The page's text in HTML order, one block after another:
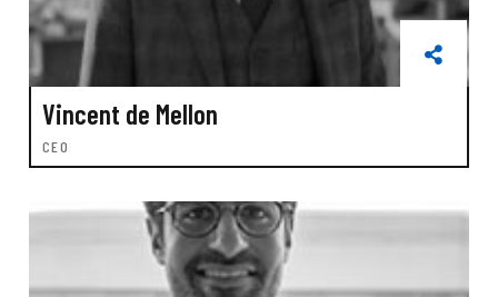
Vincent de Mellon
CEO